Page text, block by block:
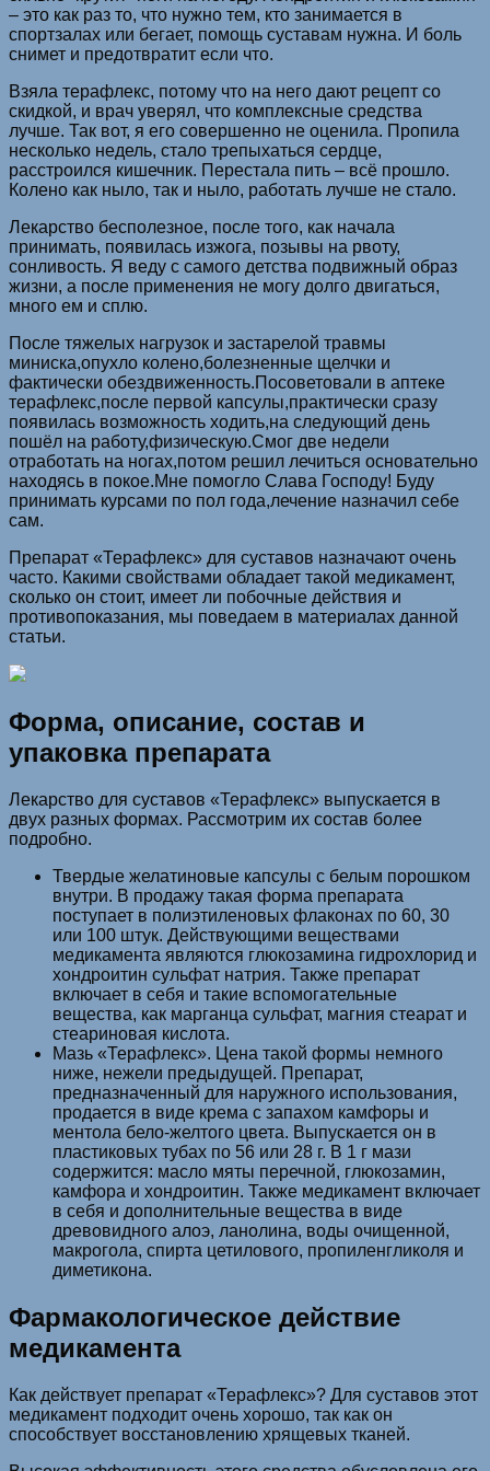
– это как раз то, что нужно тем, кто занимается в
спортзалах или бегает, помощь суставам нужна. И боль
снимет и предотвратит если что.
Взяла терафлекс, потому что на него дают рецепт со
скидкой, и врач уверял, что комплексные средства
лучше. Так вот, я его совершенно не оценила. Пропила
несколько недель, стало трепыхаться сердце,
расстроился кишечник. Перестала пить – всё прошло.
Колено как ныло, так и ныло, работать лучше не стало.
Лекарство бесполезное, после того, как начала
принимать, появилась изжога, позывы на рвоту,
сонливость. Я веду с самого детства подвижный образ
жизни, а после применения не могу долго двигаться,
много ем и сплю.
После тяжелых нагрузок и застарелой травмы
миниска,опухло колено,болезненные щелчки и
фактически обездвиженность.Посоветовали в аптеке
терафлекс,после первой капсулы,практически сразу
появилась возможность ходить,на следующий день
пошёл на работу,физическую.Смог две недели
отработать на ногах,потом решил лечиться основательно
находясь в покое.Мне помогло Слава Господу! Буду
принимать курсами по пол года,лечение назначил себе
сам.
Препарат «Терафлекс» для суставов назначают очень
часто. Какими свойствами обладает такой медикамент,
сколько он стоит, имеет ли побочные действия и
противопоказания, мы поведаем в материалах данной
статьи.
Форма, описание, состав и
упаковка препарата
Лекарство для суставов «Терафлекс» выпускается в
двух разных формах. Рассмотрим их состав более
подробно.
Твердые желатиновые капсулы с белым порошком
внутри. В продажу такая форма препарата
поступает в полиэтиленовых флаконах по 60, 30
или 100 штук. Действующими веществами
медикамента являются глюкозамина гидрохлорид и
хондроитин сульфат натрия. Также препарат
включает в себя и такие вспомогательные
вещества, как марганца сульфат, магния стеарат и
стеариновая кислота.
Мазь «Терафлекс». Цена такой формы немного
ниже, нежели предыдущей. Препарат,
предназначенный для наружного использования,
продается в виде крема с запахом камфоры и
ментола бело-желтого цвета. Выпускается он в
пластиковых тубах по 56 или 28 г. В 1 г мази
содержится: масло мяты перечной, глюкозамин,
камфора и хондроитин. Также медикамент включает
в себя и дополнительные вещества в виде
древовидного алоэ, ланолина, воды очищенной,
макрогола, спирта цетилового, пропиленгликоля и
диметикона.
Фармакологическое действие
медикамента
Как действует препарат «Терафлекс»? Для суставов этот
медикамент подходит очень хорошо, так как он
способствует восстановлению хрящевых тканей.